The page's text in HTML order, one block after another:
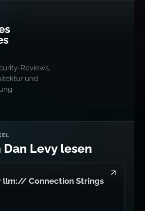
Reviews,
und
Dan Levy lesen
llm:// Connection Strings